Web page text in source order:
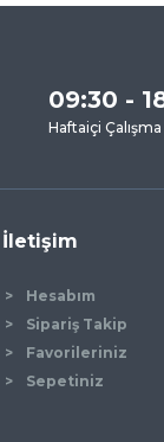
09:30 -
Haftaiçi Çalışma
İletişim
Hesabım
Sipariş Takip
Favorileriniz
Sepetiniz